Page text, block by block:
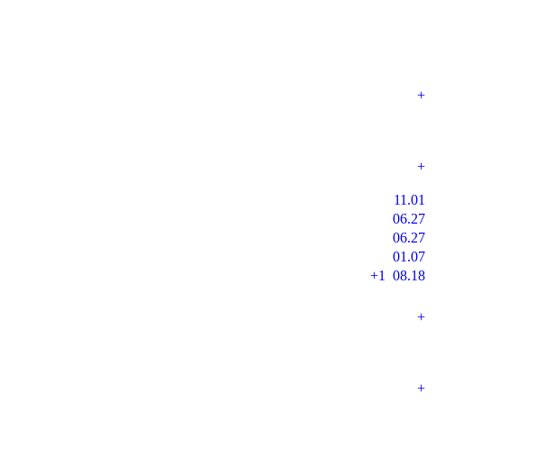
+
+
11.01
06.27
06.27
01.07
+1
08.18
+
+